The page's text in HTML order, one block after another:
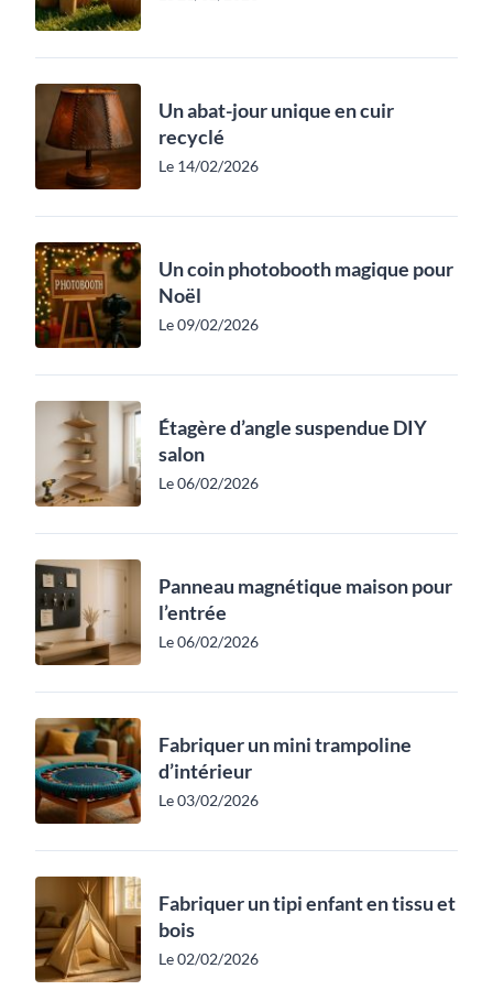
Un abat-jour unique en cuir
recyclé
Le 14/02/2026
Un coin photobooth magique pour
Noël
Le 09/02/2026
Étagère d’angle suspendue DIY
salon
Le 06/02/2026
Panneau magnétique maison pour
l’entrée
Le 06/02/2026
Fabriquer un mini trampoline
d’intérieur
Le 03/02/2026
Fabriquer un tipi enfant en tissu et
bois
Le 02/02/2026